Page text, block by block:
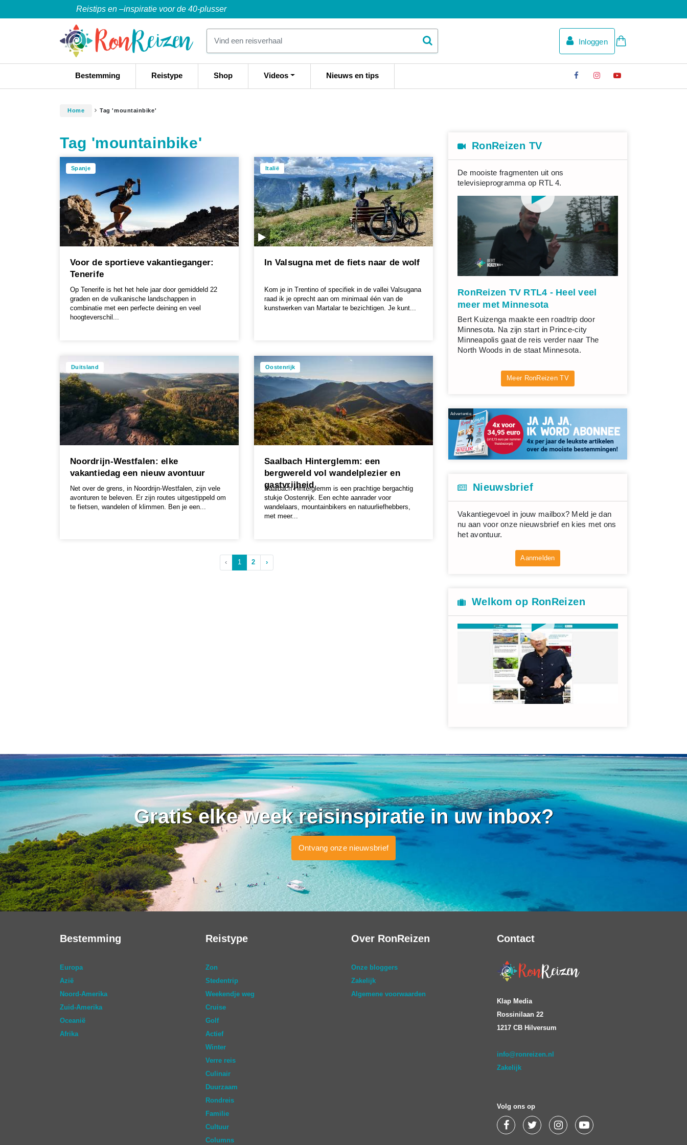
Reistips en –inspiratie voor de 40-plusser
Inloggen
Bestemming Reistype Shop Videos Nieuws en tips
Home Tag 'mountainbike'
Tag 'mountainbike'
Spanje
Voor de sportieve vakantieganger:
Tenerife
Op Tenerife is het het hele jaar door gemiddeld 22
graden en de vulkanische landschappen in
combinatie met een perfecte deining en veel
hoogteverschil...
Italië
In Valsugna met de fiets naar de wolf
Kom je in Trentino of specifiek in de vallei Valsugana
raad ik je oprecht aan om minimaal één van de
kunstwerken van Martalar te bezichtigen. Je kunt...
Duitsland
Noordrijn-Westfalen: elke
vakantiedag een nieuw avontuur
Net over de grens, in Noordrijn-Westfalen, zijn vele
avonturen te beleven. Er zijn routes uitgestippeld om
te fietsen, wandelen of klimmen. Ben je een...
Oostenrijk
Saalbach Hinterglemm: een
bergwereld vol wandelplezier en
gastvrijheid
Saalbach Hinterglemm is een prachtige bergachtig
stukje Oostenrijk. Een echte aanrader voor
wandelaars, mountainbikers en natuurliefhebbers,
met meer...
‹ 1 2 ›
RonReizen TV
De mooiste fragmenten uit ons
televisieprogramma op RTL 4.
RonReizen TV RTL4 - Heel veel
meer met Minnesota
Bert Kuizenga maakte een roadtrip door
Minnesota. Na zijn start in Prince-city
Minneapolis gaat de reis verder naar The
North Woods in de staat Minnesota.
Meer RonReizen TV
Advertentie
Nieuwsbrief
Vakantiegevoel in jouw mailbox? Meld je dan
nu aan voor onze nieuwsbrief en kies met ons
het avontuur.
Aanmelden
Welkom op RonReizen
Gratis elke week reisinspiratie in uw inbox?
Ontvang onze nieuwsbrief
Bestemming
Europa
Azië
Noord-Amerika
Zuid-Amerika
Oceanië
Afrika
Reistype
Zon
Stedentrip
Weekendje weg
Cruise
Golf
Actief
Winter
Verre reis
Culinair
Duurzaam
Rondreis
Familie
Cultuur
Columns
Over RonReizen
Onze bloggers
Zakelijk
Algemene voorwaarden
Contact
Klap Media
Rossinilaan 22
1217 CB Hilversum
info@ronreizen.nl
Zakelijk
Volg ons op